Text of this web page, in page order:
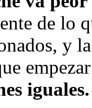
de lo
y
iguales.